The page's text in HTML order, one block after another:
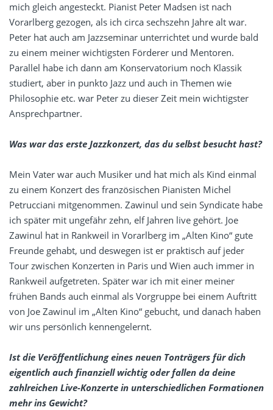
mich gleich angesteckt. Pianist Peter Madsen ist nach
Vorarlberg gezogen, als ich circa sechszehn Jahre alt war.
Peter hat auch am Jazzseminar unterrichtet und wurde bald
zu einem meiner wichtigsten Förderer und Mentoren.
Parallel habe ich dann am Konservatorium noch Klassik
studiert, aber in punkto Jazz und auch in Themen wie
Philosophie etc. war Peter zu dieser Zeit mein wichtigster
Ansprechpartner.
Was war das erste Jazzkonzert, das du selbst besucht hast?
Mein Vater war auch Musiker und hat mich als Kind einmal
zu einem Konzert des französischen Pianisten Michel
Petrucciani mitgenommen. Zawinul und sein Syndicate habe
ich später mit ungefähr zehn, elf Jahren live gehört. Joe
Zawinul hat in Rankweil in Vorarlberg im „Alten Kino“ gute
Freunde gehabt, und deswegen ist er praktisch auf jeder
Tour zwischen Konzerten in Paris und Wien auch immer in
Rankweil aufgetreten. Später war ich mit einer meiner
frühen Bands auch einmal als Vorgruppe bei einem Auftritt
von Joe Zawinul im „Alten Kino“ gebucht, und danach haben
wir uns persönlich kennengelernt.
Ist die Veröffentlichung eines neuen Tonträgers für dich
eigentlich auch finanziell wichtig oder fallen da deine
zahlreichen Live-Konzerte in unterschiedlichen Formationen
mehr ins Gewicht?